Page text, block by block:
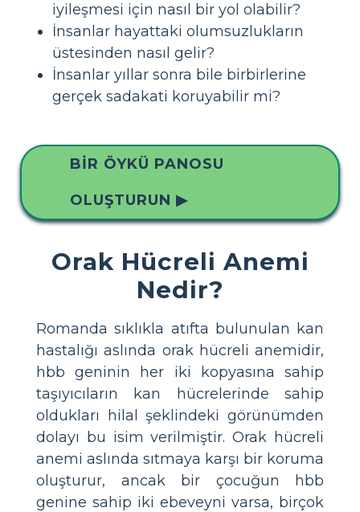
iyileşmesi için nasıl bir yol olabilir?
İnsanlar hayattaki olumsuzlukların
üstesinden nasıl gelir?
İnsanlar yıllar sonra bile birbirlerine
gerçek sadakati koruyabilir mi?
BIR ÖYKÜ PANOSU
OLUŞTURUN ▶
Orak Hücreli Anemi
Nedir?
Romanda sıklıkla atıfta bulunulan kan
hastalığı aslında orak hücreli anemidir,
hbb geninin her iki kopyasına sahip
taşıyıcıların kan hücrelerinde sahip
oldukları hilal şeklindeki görünümden
dolayı bu isim verilmiştir. Orak hücreli
anemi aslında sıtmaya karşı bir koruma
oluşturur, ancak bir çocuğun hbb
genine sahip iki ebeveyni varsa, birçok